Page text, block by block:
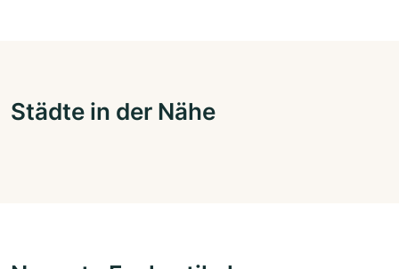
Städte in der Nähe